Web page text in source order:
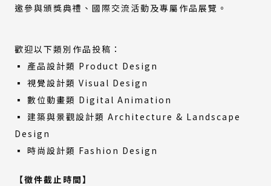
邀參與頒獎典禮、國際交流活動及專屬作品展覽。
歡迎以下類別作品投稿：
▪ 產品設計類 Product Design
▪ 視覺設計類 Visual Design
▪ 數位動畫類 Digital Animation
▪ 建築與景觀設計類 Architecture & Landscape
Design
▪ 時尚設計類 Fashion Design
【徵件截止時間】